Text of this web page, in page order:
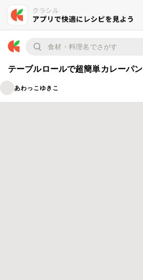
テーブルロールで超簡単カレーパン
あわっこゆきこ